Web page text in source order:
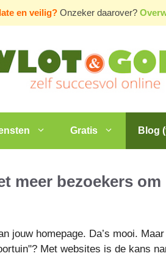
en veilig? Onzeker daarover?
Gratis Blog
meer bezoekers om
jouw homepage. Da’s mooi.
Met websites is de kans